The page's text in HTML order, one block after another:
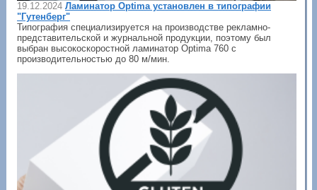
19.12.2024 Ламинатор Optima установлен в типографии
"Гутенберг"
Типография специализируется на производстве рекламно-
представительской и журнальной продукции, поэтому был
выбран высокоскоростной ламинатор Optima 760 c
производительностью до 80 м/мин.